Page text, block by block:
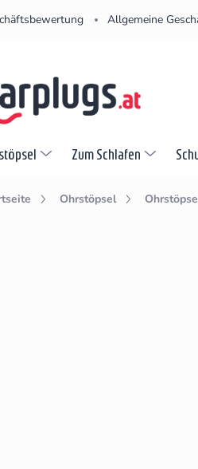
Allgemeine
Zum Schlafen
Ohrstöpsel